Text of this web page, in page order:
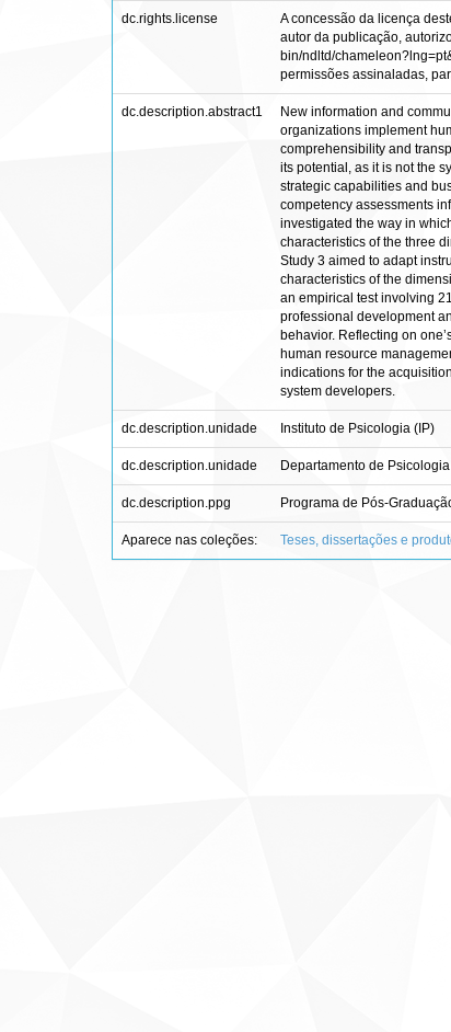
dc.rights.license
A concessão da licença
autor da publicação,
bin/ndltd/
permissões assinaladas,
dc.description.abstract1
New information and
organizations implement
comprehensibility and
its potential, as it is not the
strategic capabilities and
competency assessments
investigated the way in
characteristics of the three
Study 3 aimed to adapt
characteristics of the
an empirical test involving
professional development
behavior. Reflecting on
human resource
indications for the
system developers.
dc.description.unidade Instituto de Psicologia (IP)
dc.description.unidade Departamento de
dc.description.ppg Programa de Pós-
Aparece nas coleções: Teses, dissertações e